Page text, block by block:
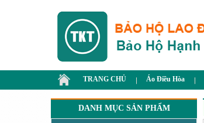
TRANG CHỦ Áo Điều Hòa
DANH MỤC SẢN PHẨM